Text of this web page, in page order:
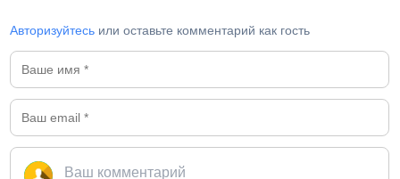
Авторизуйтесь или оставьте комментарий как гость